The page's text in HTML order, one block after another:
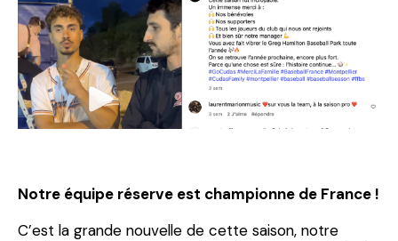
Notre équipe réserve est championne de France !
C’est la grande nouvelle de cette saison, notre